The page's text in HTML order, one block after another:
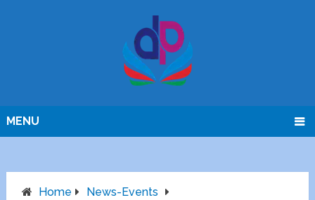
MENU
Home
News-Events